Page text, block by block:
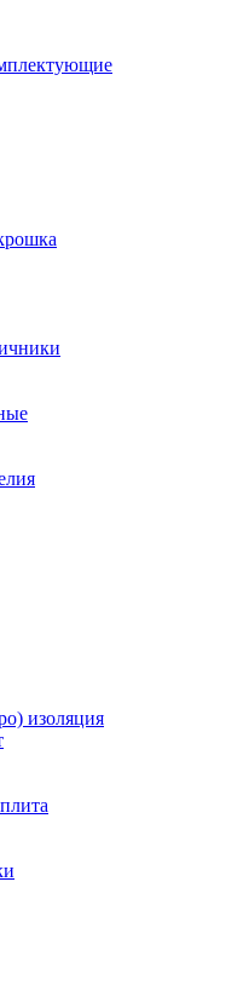
изоляция